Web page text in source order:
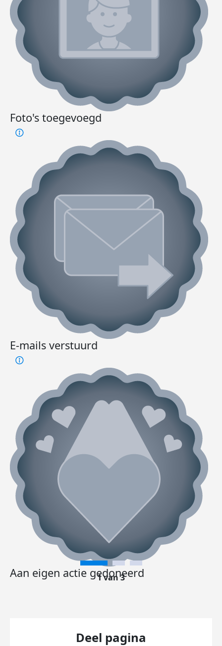
Foto's toegevoegd
E-mails verstuurd
Aan eigen actie gedoneerd
1 van 3
Deel pagina